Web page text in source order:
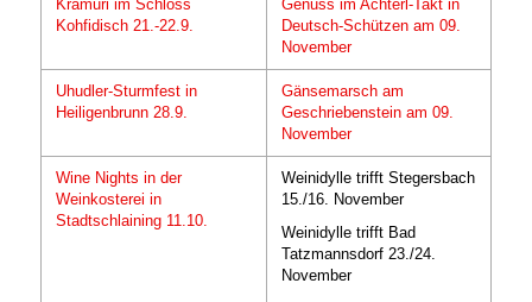
Kramuri im Schloss
Kohfidisch 21.-22.9.
Genuss im Achterl-Takt in
Deutsch-Schützen am 09.
November
Uhudler-Sturmfest in
Heiligenbrunn 28.9.
Gänsemarsch am
Geschriebenstein am 09.
November
Wine Nights in der
Weinkosterei in
Stadtschlaining 11.10.
Weinidylle trifft Stegersbach
15./16. November
Weinidylle trifft Bad
Tatzmannsdorf 23./24.
November